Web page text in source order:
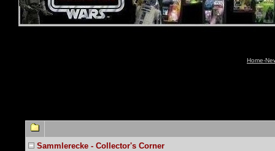
Home-
Sammlerecke - Collector's Corner